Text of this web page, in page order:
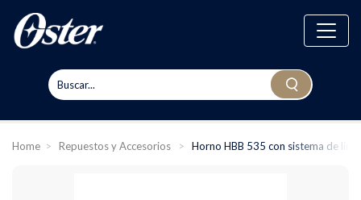
Home > Repuestos y Accesorios > Horno HBB 535 con sistema de